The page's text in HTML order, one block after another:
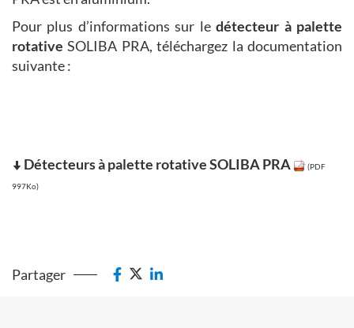
Pour plus d’informations sur ledétecteur à palette
rotative SOLIBA PRA, téléchargez la documentation
suivante :
Détecteurs à palette rotative SOLIBA PRA (PDF
997Ko)
Partager